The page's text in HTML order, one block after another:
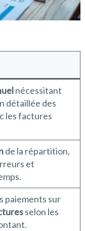
nécessitant
détaillée des
les factures
de la répartition,
et
paiements sur
selon les